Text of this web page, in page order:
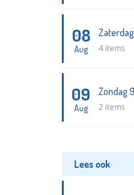
08
Aug 4 items
09
Aug
Zondag
2 items
Lees ook